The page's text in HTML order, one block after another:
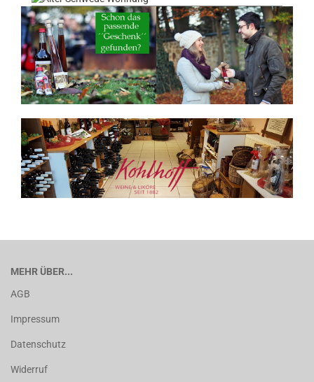
MEHR ÜBER...
AGB
Impressum
Datenschutz
Widerruf